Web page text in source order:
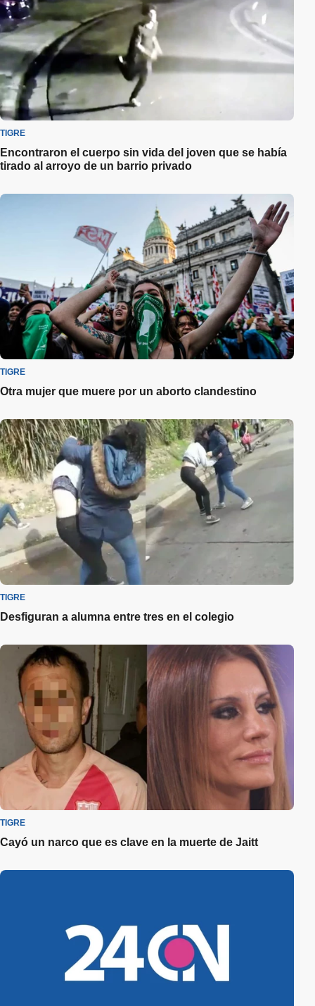
TIGRE
Encontraron el cuerpo sin vida del joven que se había
tirado al arroyo de un barrio privado
TIGRE
Otra mujer que muere por un aborto clandestino
TIGRE
Desfiguran a alumna entre tres en el colegio
TIGRE
Cayó un narco que es clave en la muerte de Jaitt